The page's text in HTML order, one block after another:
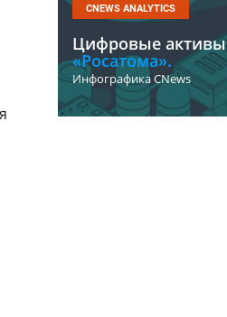
CNEWS ANALYTICS
Цифровые активы
«Росатома».
Инфографика CNews